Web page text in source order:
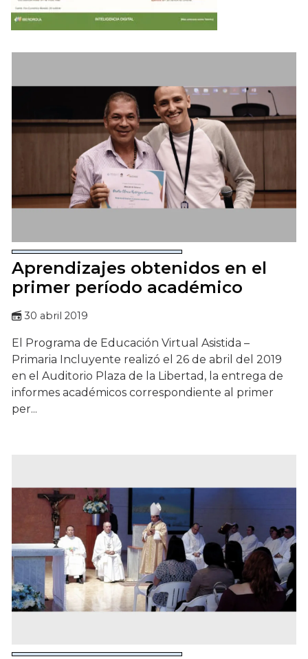
Aprendizajes obtenidos en el
primer período académico
30 abril 2019
El Programa de Educación Virtual Asistida –
Primaria Incluyente realizó el 26 de abril del 2019
en el Auditorio Plaza de la Libertad, la entrega de
informes académicos correspondiente al primer
per...